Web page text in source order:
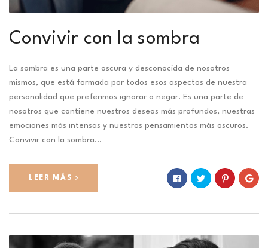
Convivir con la sombra
La sombra es una parte oscura y desconocida de nosotros
mismos, que está formada por todos esos aspectos de nuestra
personalidad que preferimos ignorar o negar. Es una parte de
nosotros que contiene nuestros deseos más profundos, nuestras
emociones más intensas y nuestros pensamientos más oscuros.
Convivir con la sombra…
LEER MÁS